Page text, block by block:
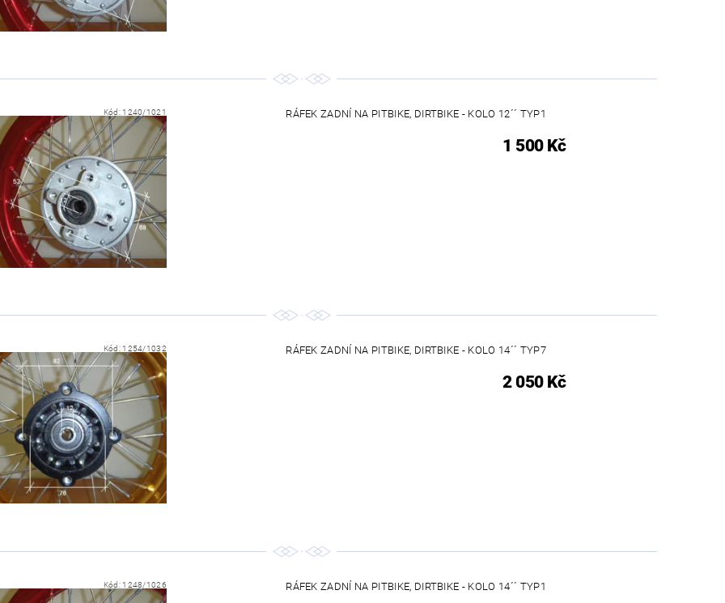
Kód: 1240/1021 RÁFEK ZADNÍ NA PITBIKE, DIRTBIKE - KOLO 12´´ TYP1
1 500 Kč
Kód: 1254/1032 RÁFEK ZADNÍ NA PITBIKE, DIRTBIKE - KOLO 14´´ TYP7
2 050 Kč
Kód: 1248/1026 RÁFEK ZADNÍ NA PITBIKE, DIRTBIKE - KOLO 14´´ TYP1